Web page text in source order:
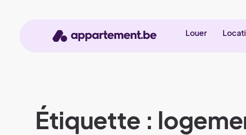
Louer
Étiquette :